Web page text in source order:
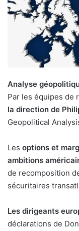
Analyse
Par les équipes de
la direction de
Geopolitical
Les options et
ambitions
de recomposition
sécuritaires
Les dirigeants
déclarations de